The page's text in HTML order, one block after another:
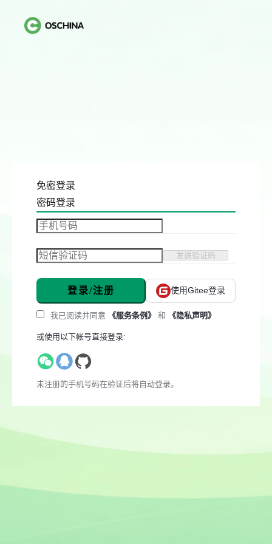
免密登录
密码登录
发送验证码
登录/注册 使用Gitee登录
我已阅读并同意 《服务条例》 和 《隐私声明》
或使用以下帐号直接登录:
未注册的手机号码在验证后将自动登录。